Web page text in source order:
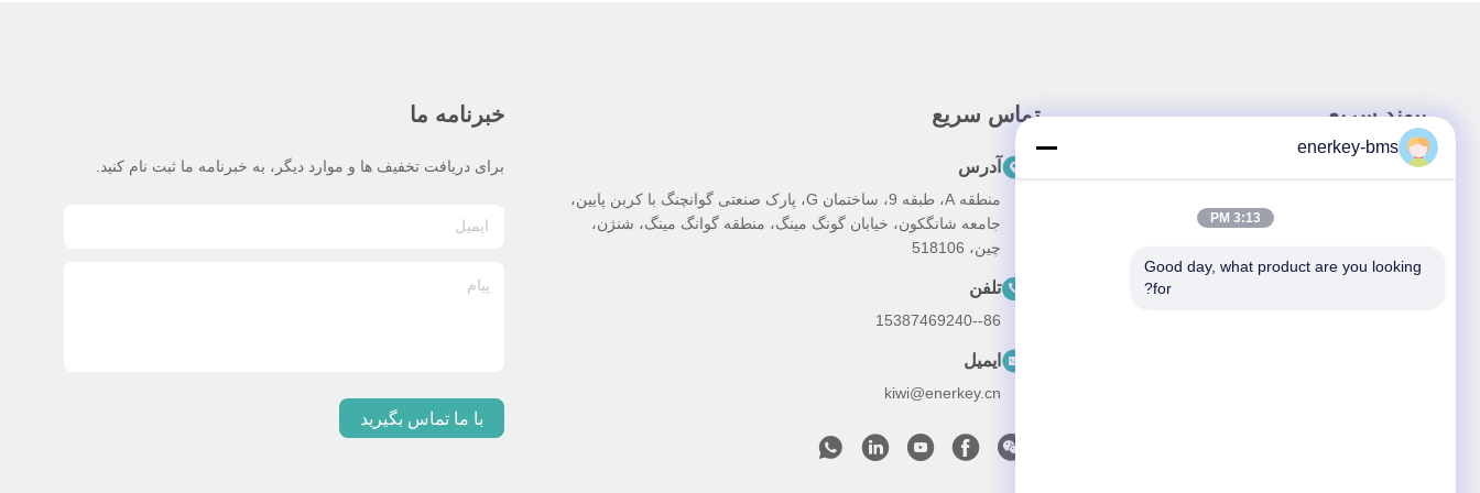
پيوند سريع
خونه
تماس سریع
آدرس
منطقه A، طبقه 9، ساختمان G، پارک صنعتی گوانچنگ با کربن پایین،
جامعه شانگکون، خیابان گونگ مینگ، منطقه گوانگ مینگ، شنژن،
چین، 518106
تلفن
86--15387469240
ایمیل
kiwi@enerkey.cn
خبرنامه ما
برای دریافت تخفیف ها و موارد دیگر، به خبرنامه ما ثبت نام کنید.
با ما تماس بگیرید
enerkey-bms
3:13 PM
Good day, what product are you looking
for?